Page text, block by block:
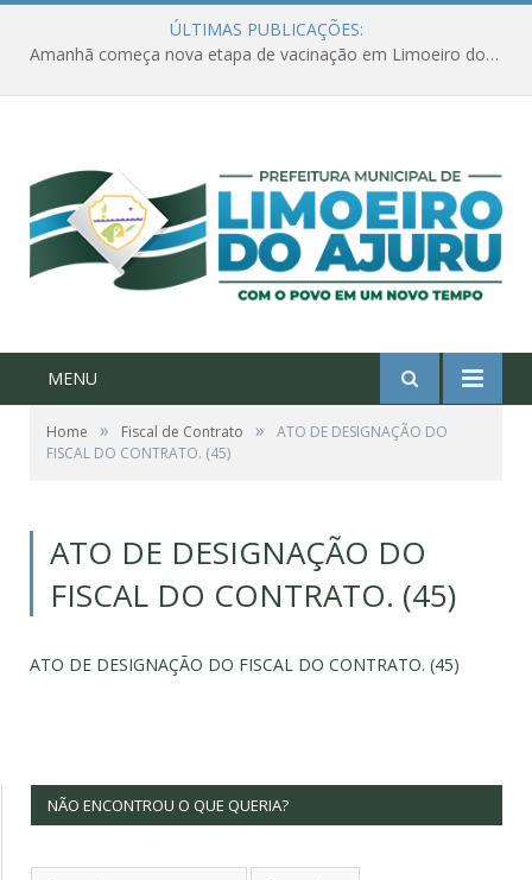
ÚLTIMAS PUBLICAÇÕES:
Amanhã começa nova etapa de vacinação em Limoeiro do Ajuru para idosos com 65 ou mais
MENU
Home » Fiscal de Contrato »
ATO DE DESIGNAÇÃO DO
FISCAL DO CONTRATO. (45)
ATO DE DESIGNAÇÃO DO
FISCAL DO CONTRATO. (45)
ATO DE DESIGNAÇÃO DO FISCAL DO CONTRATO. (45)
NÃO ENCONTROU O QUE QUERIA?